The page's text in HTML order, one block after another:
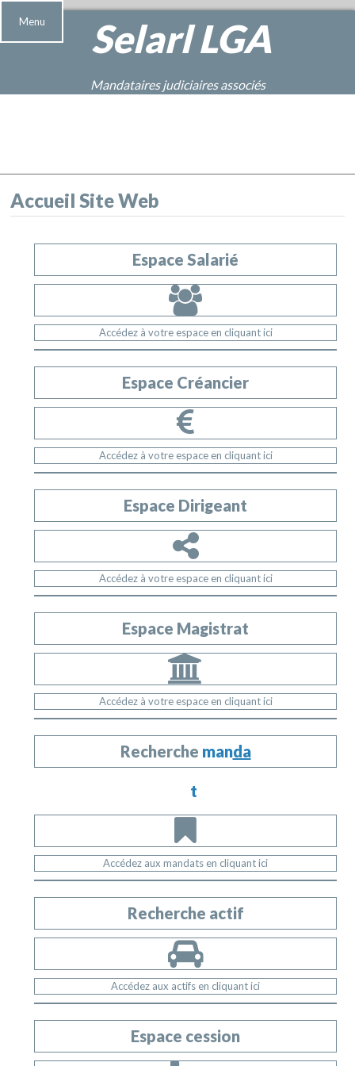
SelarlLGA
Mandataires judiciaires associés
Menu
Accueil Site Web
Espace Salarié
Accédez à votre espace en cliquant ici
Espace Créancier
Accédez à votre espace en cliquant ici
Espace Dirigeant
Accédez à votre espace en cliquant ici
Espace Magistrat
Accédez à votre espace en cliquant ici
Recherche manda
t
Accédez aux mandats en cliquant ici
Recherche actif
Accédez aux actifs en cliquant ici
Espace cession